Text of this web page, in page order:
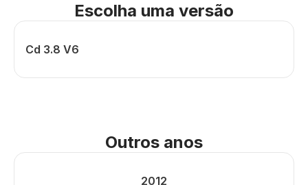
Escolha uma versão
Cd 3.8 V6
Outros anos
2012